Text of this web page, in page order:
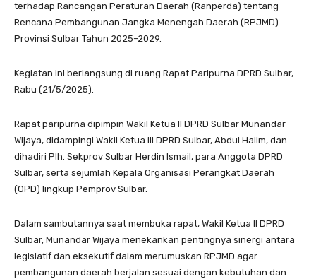
terhadap Rancangan Peraturan Daerah (Ranperda) tentang
Rencana Pembangunan Jangka Menengah Daerah (RPJMD)
Provinsi Sulbar Tahun 2025–2029.
Kegiatan ini berlangsung di ruang Rapat Paripurna DPRD Sulbar,
Rabu (21/5/2025).
Rapat paripurna dipimpin Wakil Ketua II DPRD Sulbar Munandar
Wijaya, didampingi Wakil Ketua III DPRD Sulbar, Abdul Halim, dan
dihadiri Plh. Sekprov Sulbar Herdin Ismail, para Anggota DPRD
Sulbar, serta sejumlah Kepala Organisasi Perangkat Daerah
(OPD) lingkup Pemprov Sulbar.
Dalam sambutannya saat membuka rapat, Wakil Ketua II DPRD
Sulbar, Munandar Wijaya menekankan pentingnya sinergi antara
legislatif dan eksekutif dalam merumuskan RPJMD agar
pembangunan daerah berjalan sesuai dengan kebutuhan dan